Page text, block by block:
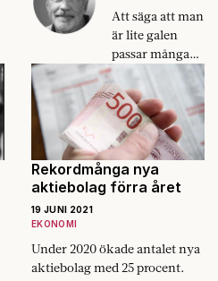
Att säga att man
är lite galen
passar många
konstnärer i
deras
framtoning.
Skulle man
däremot säga att
man är "helt
normal" skulle
Rekordmånga nya
aktiebolag förra året
19 JUNI 2021
EKONOMI
Under 2020 ökade antalet nya
aktiebolag med 25 procent.